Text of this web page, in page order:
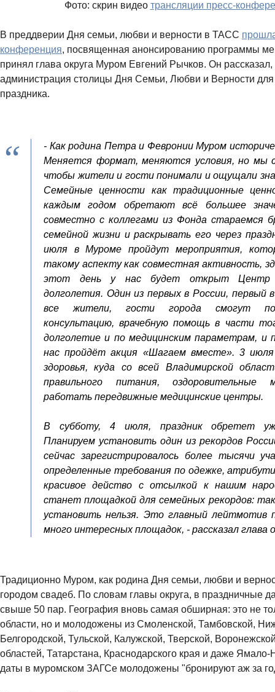
Фото: скрин видео трансляции пресс-
В преддверии Дня семьи, любви и верности в ТАСС
конференция, посвященная анонсированию программы
принял глава округа Муром Евгений Рычков. Он рассказал,
администрация столицы Дня Семьи, Любви и Верности для
праздника.
- Как родина Петра и Февронии Муром
Меняется формат, меняются условия, но мы
чтобы жители и гости понимали и ощущали
Семейные ценности как традиционные
каждым годом обретают всё большее
совместно с коллегами из Фонда стараемся
семейной жизни и раскрывать его через
июля в Муроме пройдут мероприятия,
такому аспекту как совместная активность,
этот день у нас будет открыт Центр
долголетия. Один из первых в России, первый
все жители, гости города смогут
консультацию, врачебную помощь в части
долголетие и по медицинским параметрам, и
нас пройдёт акция «Шагаем вместе». 3
здоровья, куда со всей Владимирской
правильного питания, оздоровительные
работать передвижные медицинские центры.
В субботу, 4 июля, праздник обретет
Планируем установить один из рекордов
сейчас зарегистрировалось более тысячи
определенные требования по одежке,
красивое действо с отсылкой к нашим
станет площадкой для семейных рекордов:
установить нельзя. Это главный лейтмотив
много интересных площадок, - рассказал глава
Традиционно Муром, как родина Дня семьи, любви и
городом свадеб. По словам главы округа, в праздничные
свыше 50 пар. География вновь самая обширная: это не
области, но и молодожены из Смоленской, Тамбовской,
Белгородской, Тульской, Калужской, Тверской,
областей, Татарстана, Краснодарского края и даже
даты в муромском ЗАГСе молодожены "бронируют аж за